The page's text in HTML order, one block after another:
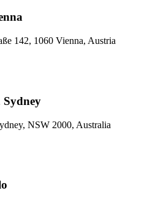
142, 1060 Vienna, Austria
NSW 2000, Australia